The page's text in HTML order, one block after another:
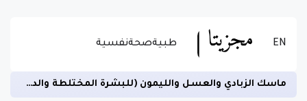
EN طبيةصحةنفسية
ماسك الزبادي والعسل والليمون (للبشرة المختلطة والدهنية)